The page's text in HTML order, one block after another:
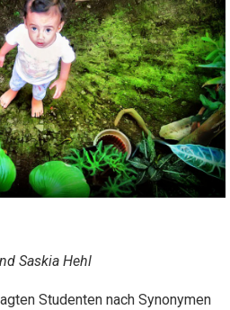
Saskia Hehl
Studenten nach Synonymen